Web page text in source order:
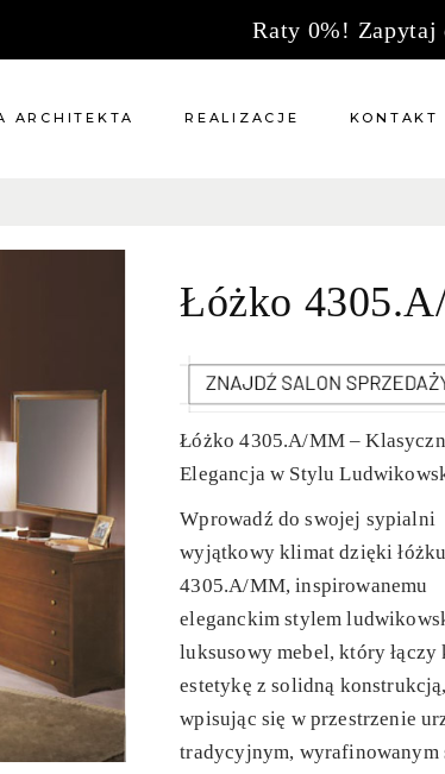
Raty 0%! Zapytaj
ARCHITEKTA REALIZACJE KONTAKT
Kuchnie
Łóżko
Łóżko 4305.A/MM –
Elegancja w Stylu
Wprowadź do swojej sypialni
wyjątkowy klimat dzięki łóżku
4305.A/MM, inspirowanemu
eleganckim stylem
luksusowy mebel, który łączy
estetykę z solidną
wpisując się w przestrzenie
tradycyjnym, wyrafinowanym